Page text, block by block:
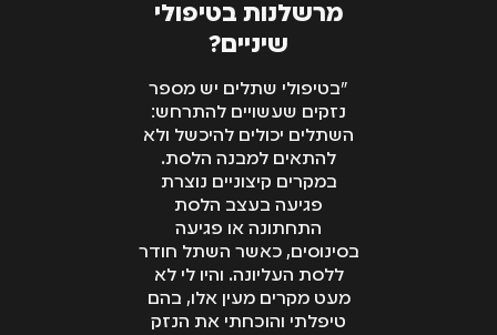
מרשלנות בטיפולי
שיניים?
"בטיפולי שתלים יש מספר
נזקים שעשויים להתרחש:
השתלים יכולים להיכשל ולא
להתאים למבנה הלסת.
במקרים קיצוניים נוצרת
פגיעה בעצב הלסת
התחתונה או פגיעה
בסינוסים, כאשר השתל חודר
ללסת העליונה. והיו לי לא
מעט מקרים מעין אלו, בהם
טיפלתי והוכחתי את הנזק